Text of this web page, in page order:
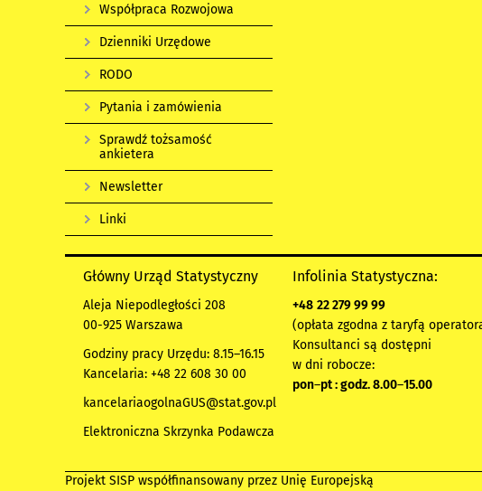
Współpraca Rozwojowa
Dzienniki Urzędowe
RODO
Pytania i zamówienia
Sprawdź tożsamość
ankietera
Newsletter
Linki
Główny Urząd Statystyczny
Aleja Niepodległości 208
00-925 Warszawa
Godziny pracy Urzędu: 8.15–16.15
Kancelaria: +48 22 608 30 00
kancelariaogolnaGUS@stat.gov.pl
Elektroniczna Skrzynka Podawcza
Infolinia Statystyczna:
+48 22 279 99 99
(opłata zgodna z taryfą
Konsultanci są dostępni
w dni robocze:
pon–pt : godz. 8.00–15.00
Projekt SISP współfinansowany przez Unię Europejską